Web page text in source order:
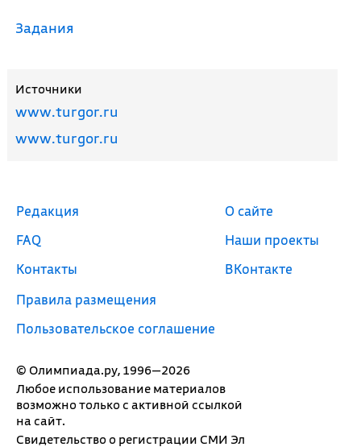
Задания
Источники
www.turgor.ru
www.turgor.ru
© Олимпиада.ру, 1996—2026
Любое использование материалов
возможно только с активной ссылкой
на сайт.
Свидетельство о регистрации СМИ Эл
Редакция
FAQ
Контакты
Правила размещения
Пользовательское соглашение
О сайте
Наши проекты
ВКонтакте